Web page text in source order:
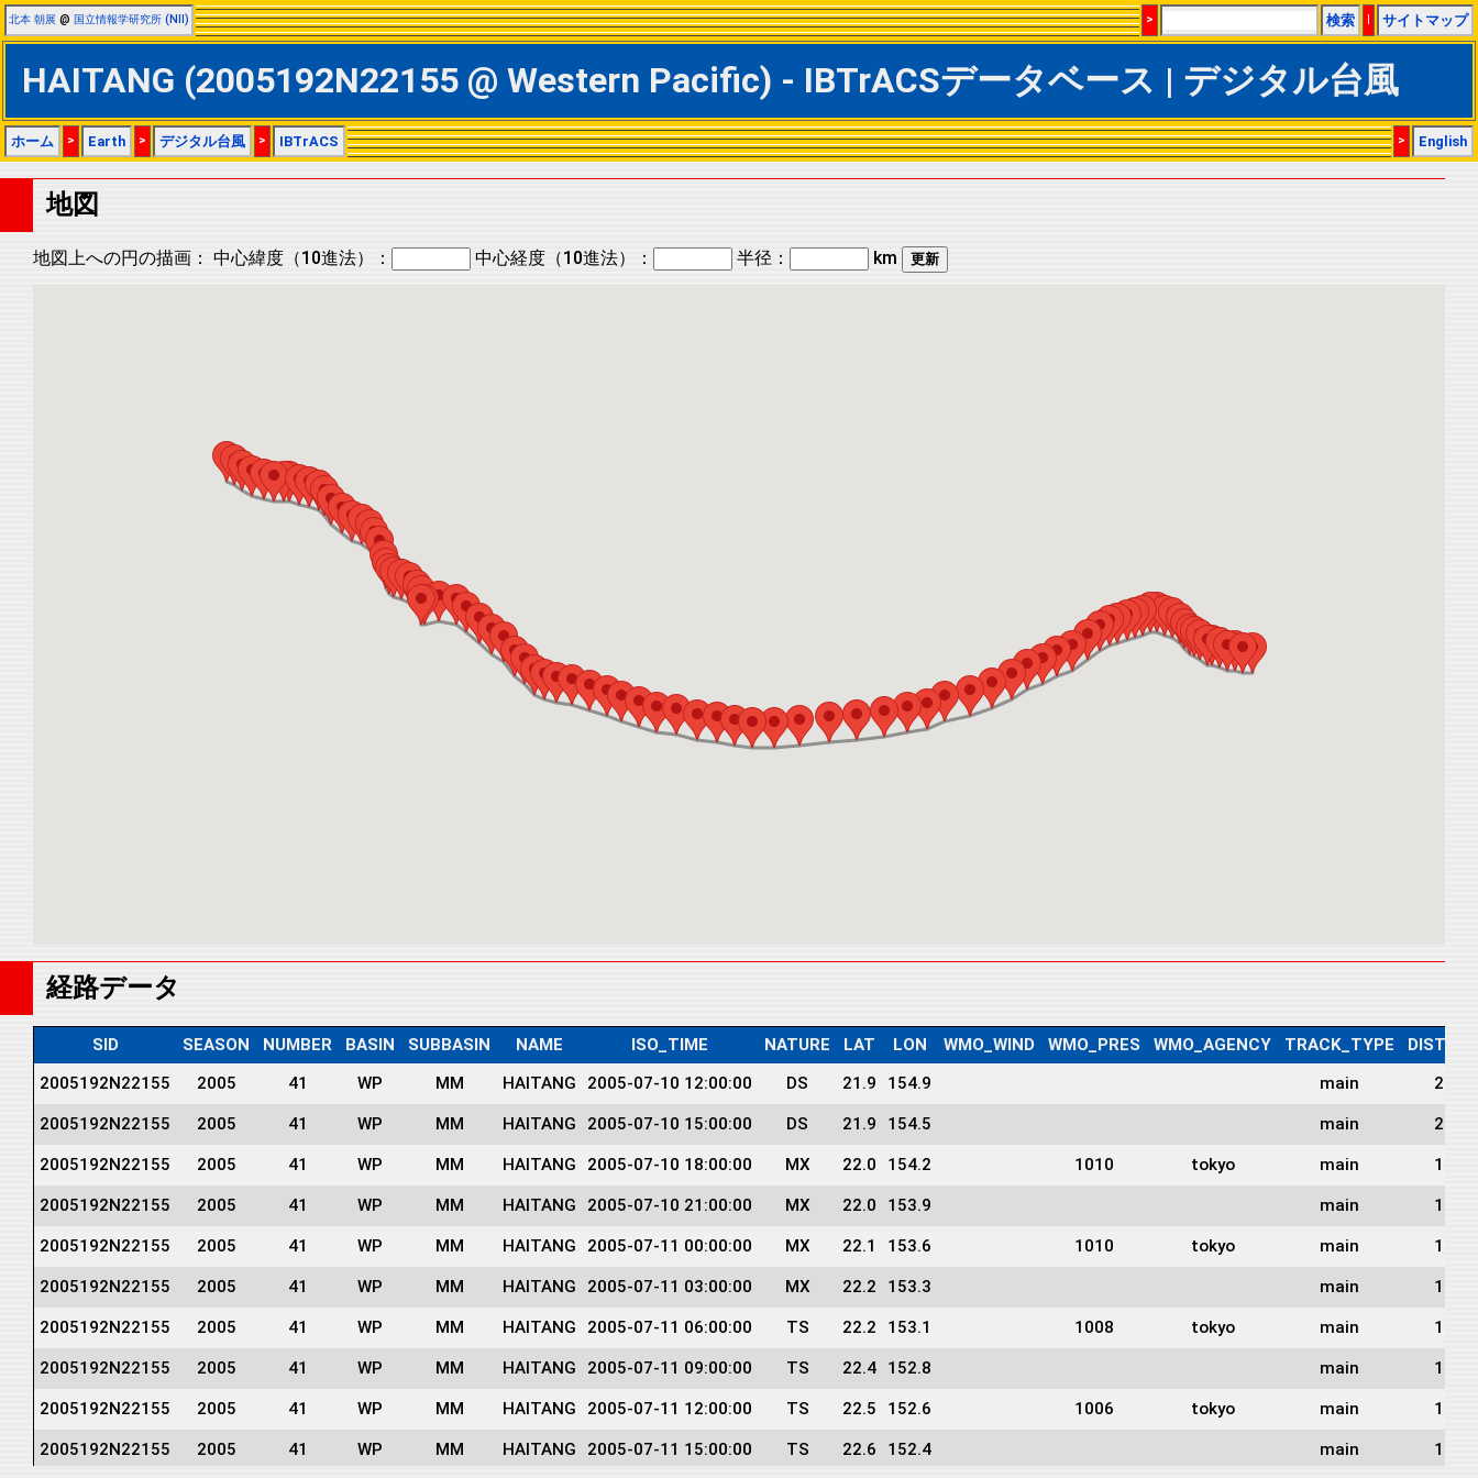
北本 朝展 @ 国立情報学研究所 (NII) > 検索 | サイトマップ
HAITANG (2005192N22155 @ Western Pacific) - IBTrACSデータベース | デジタル台風
ホーム > Earth > デジタル台風 > IBTrACS > English
地図
地図上への円の描画： 中心緯度（10進法）： 中心経度（10進法）： 半径： km
経路データ
SID SEASON NUMBER BASIN SUBBASIN NAME ISO_TIME NATURE LAT LON WMO_WIND WMO_PRES WMO_AGENCY TRACK_TYPE
2005192N22155
2005 41 WP MM HAITANG 2005-07-10 12:00:00 DS 21.9 154.9 main 2045
2005192N22155 2005 41 WP MM HAITANG 2005-07-10 15:00:00 DS 21.9 154.5 main 2019
2005192N22155 2005 41 WP MM HAITANG 2005-07-10 18:00:00 MX 22.0 154.2 1010 tokyo main 1991
2005192N22155 2005 41 WP MM HAITANG 2005-07-10 21:00:00 MX 22.0 153.9 main 1971
2005192N22155 2005 41 WP MM HAITANG 2005-07-11 00:00:00 MX 22.1 153.6 1010 tokyo main 1943
2005192N22155 2005 41 WP MM HAITANG 2005-07-11 03:00:00 MX 22.2 153.3 main 1915
2005192N22155 2005 41 WP MM HAITANG 2005-07-11 06:00:00 TS 22.2 153.1 1008 tokyo main 1903
2005192N22155 2005 41 WP MM HAITANG 2005-07-11 09:00:00 TS 22.4 152.8 main 1866
2005192N22155 2005 41 WP MM HAITANG 2005-07-11 12:00:00 TS 22.5 152.6 1006 tokyo main 1845
2005192N22155 2005 41 WP MM HAITANG 2005-07-11 15:00:00 TS 22.6 152.4 main 1824